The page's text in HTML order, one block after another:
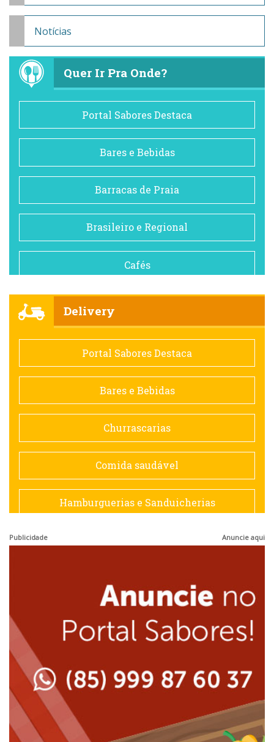
Notícias
Quer Ir Pra Onde?
Portal Sabores Destaca
Bares e Bebidas
Barracas de Praia
Brasileiro e Regional
Cafés
Comida saudável
Contemporânea
Doceria
Espanhola
Francesa
Japonesa e Oriental
Lanchonetes
Massas
Delivery
Portal Sabores Destaca
Bares e Bebidas
Churrascarias
Comida saudável
Hamburguerias e Sanduicherias
Peixes e Frutos do Mar
Pizzarias
Publicidade Anuncie aqui